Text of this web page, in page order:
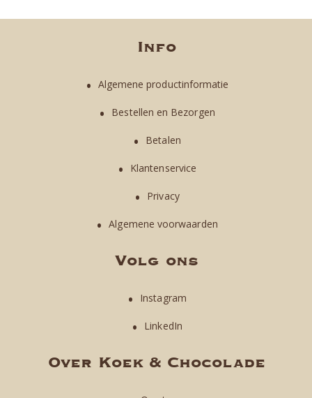
Info
Algemene productinformatie
Bestellen en Bezorgen
Betalen
Klantenservice
Privacy
Algemene voorwaarden
Volg ons
Instagram
LinkedIn
Over Koek & Chocolade